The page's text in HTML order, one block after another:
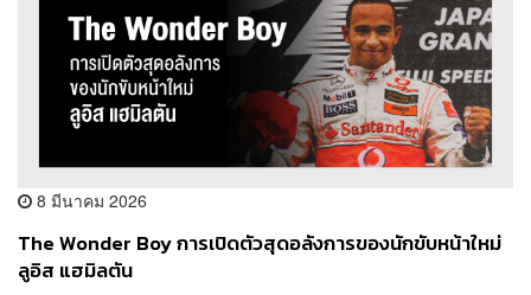
8 มีนาคม 2026
The Wonder Boy การเปิดตัวสุดอลังการของนักขับหน้าใหม่
ลูอิส แฮมิลตัน